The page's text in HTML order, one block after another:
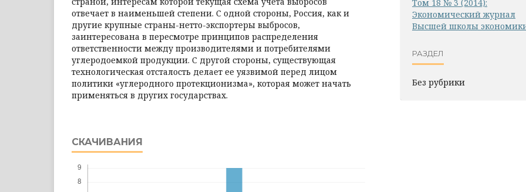
отвечает в наименьшей степени. С одной стороны, Россия, как и
другие крупные страны-нетто-экспортеры выбросов,
заинтересована в пересмотре принципов распределения
ответственности между производителями и потребителями
углеродоемкой продукции. С другой стороны, существующая
технологическая отсталость делает ее уязвимой перед лицом
политики «углеродного протекционизма», которая может начать
применяться в других государствах.
СКАЧИВАНИЯ
Том 18 № 3 (2014):
Экономический журнал
Высшей школы
РАЗДЕЛ
Без рубрики